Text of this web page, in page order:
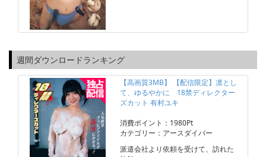
週間ダウンロードランキング
【高画質3MB】 【配信限定】凛とし
て、ゆるやかに 18禁ディレクター
ズカット 有村ユキ
消費ポイント：1980Pt
カテゴリー：アースダイバー
派遣会社より依頼を受けて、訪れた